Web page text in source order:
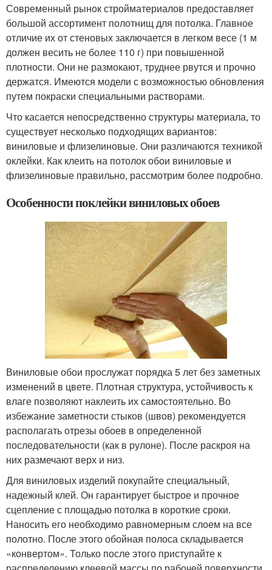
Современный рынок стройматериалов предоставляет
большой ассортимент полотнищ для потолка. Главное
отличие их от стеновых заключается в легком весе (1 м
должен весить не более 110 г) при повышенной
плотности. Они не размокают, труднее рвутся и прочно
держатся. Имеются модели с возможностью обновления
путем покраски специальными растворами.
Что касается непосредственно структуры материала, то
существует несколько подходящих вариантов:
виниловые и флизелиновые. Они различаются техникой
оклейки. Как клеить на потолок обои виниловые и
флизелиновые правильно, рассмотрим более подробно.
Особенности поклейки виниловых обоев
Виниловые обои прослужат порядка 5 лет без заметных
изменений в цвете. Плотная структура, устойчивость к
влаге позволяют наклеить их самостоятельно. Во
избежание заметности стыков (швов) рекомендуется
располагать отрезы обоев в определенной
последовательности (как в рулоне). После раскроя на
них размечают верх и низ.
Для виниловых изделий покупайте специальный,
надежный клей. Он гарантирует быстрое и прочное
сцепление с площадью потолка в короткие сроки.
Наносить его необходимо равномерным слоем на все
полотно. После этого обойная полоса складывается
«конвертом». Только после этого приступайте к